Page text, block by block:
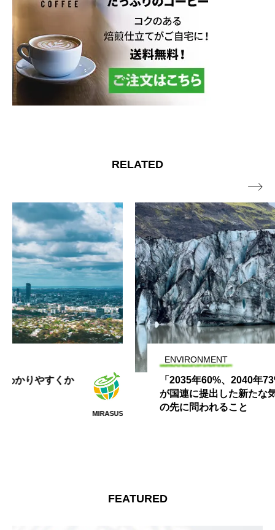
RELATED
「2035年60%、2040年73%削減」｜日本
が国連に提出した新たな気候目標と、そ
MIRASUS

FEATURED